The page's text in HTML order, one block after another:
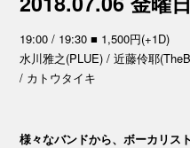
19:00 / 19:30 ■ 1,500円(+1D)
水川雅之(PLUE) / 近藤伶耶
/ カトウタイキ
様々なバンドから、ボーカリス